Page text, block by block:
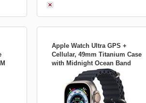
Apple Watch Ultra GPS +
Cellular, 49mm Titanium Case
with Midnight Ocean Band
mqfk3cs/a
Apple Watch Ultra GPS + Cellular 49 mm;
Sportovní chytré hodinky Apple Watch
Ultra nabízí stále zapnutý 1,92&quot;
dotykový displej se sklíčkem ze
safírového krystalu . Samotné pouzdro
pak je vyrobeno z let...